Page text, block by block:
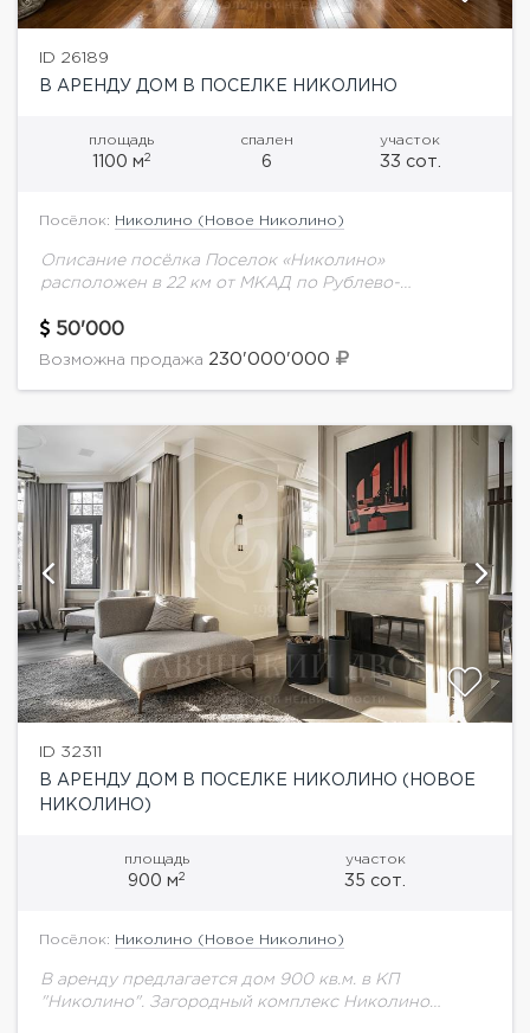
ID 26189
В АРЕНДУ ДОМ В ПОСЕЛКЕ НИКОЛИНО
площадь
1100 м2
спален
6
участок
33 сот.
Посёлок: Николино (Новое Николино)
Описание посёлка Поселок «Николино»
расположен в 22 км от МКАД по Рублево-
все, что нужно для комфортной жизни. Описание
50'000
Возможна продажа 230'000'000
ID 32311
В АРЕНДУ ДОМ В ПОСЕЛКЕ НИКОЛИНО (НОВОЕ
НИКОЛИНО)
площадь
900 м2
участок
35 сот.
Посёлок: Николино (Новое Николино)
В аренду предлагается дом 900 кв.м. в КП
"Николино". Загородный комплекс Николино